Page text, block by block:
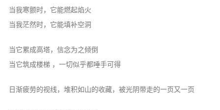
当我寒颤时，它能燃起焰火
当我茫然时，它能填补空洞
当它累成高塔，信念为之倾倒
当它筑成楼梯 ，一切似乎都唾手可得
日渐疲劳的视线，堆积如山的收藏，被光阴带走的一页又一页
标签
足迹
追番
时间轴